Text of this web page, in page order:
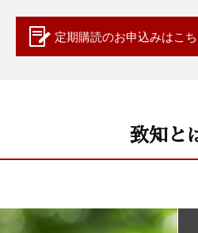
定期購読のお申込みはこ
致知と